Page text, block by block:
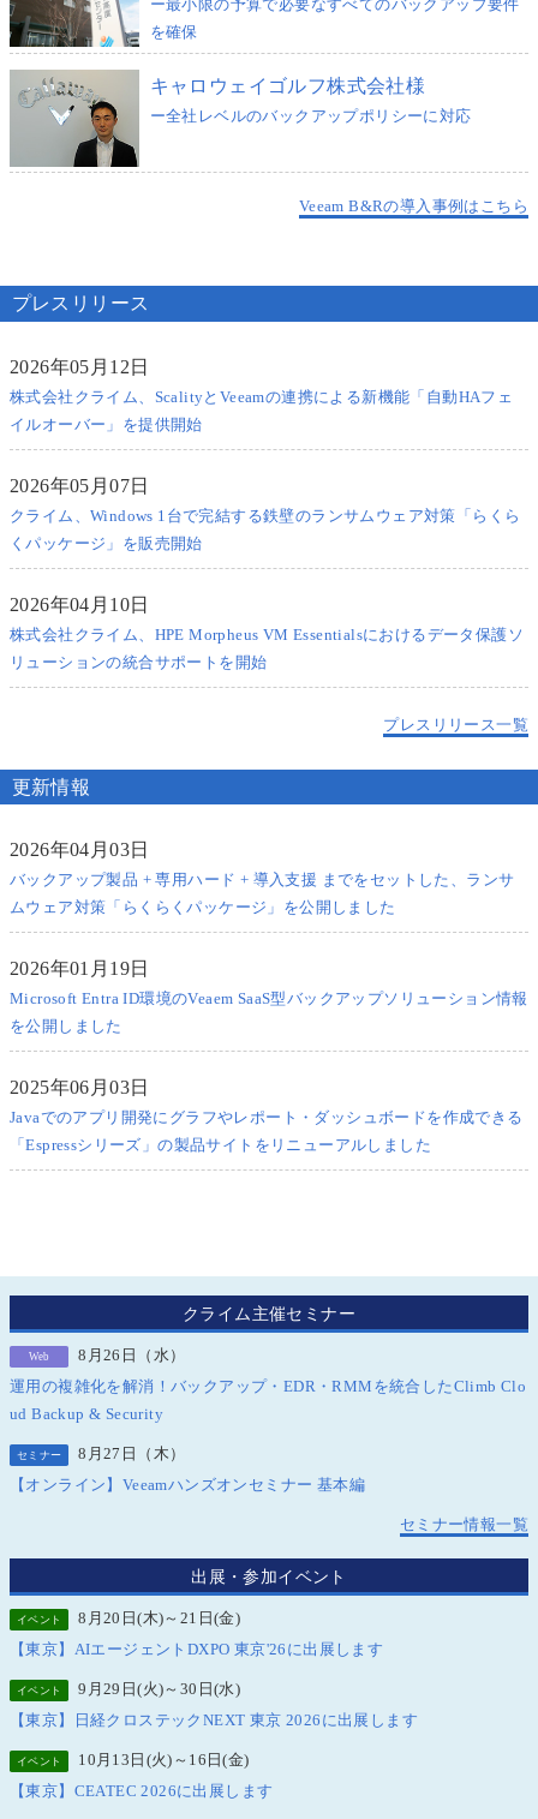
ー最小限の予算で必要なすべてのバックアップ要件
を確保
キャロウェイゴルフ株式会社様
ー全社レベルのバックアップポリシーに対応
Veeam B&Rの導入事例はこちら
プレスリリース
2026年05月12日
株式会社クライム、ScalityとVeeamの連携による新機能「自動HAフェ
イルオーバー」を提供開始
2026年05月07日
クライム、Windows 1台で完結する鉄壁のランサムウェア対策「らくら
くパッケージ」を販売開始
2026年04月10日
株式会社クライム、HPE Morpheus VM Essentialsにおけるデータ保護ソ
リューションの統合サポートを開始
プレスリリース一覧
更新情報
2026年04月03日
バックアップ製品 + 専用ハード + 導入支援 までをセットした、ランサ
ムウェア対策「らくらくパッケージ」を公開しました
2026年01月19日
Microsoft Entra ID環境のVeaem SaaS型バックアップソリューション情報
を公開しました
2025年06月03日
Javaでのアプリ開発にグラフやレポート・ダッシュボードを作成できる
「Espressシリーズ」の製品サイトをリニューアルしました
クライム主催セミナー
Web
8月26日（水）
運用の複雑化を解消！バックアップ・EDR・RMMを統合したClimb Clo
ud Backup & Security
セミナー
8月27日（木）
【オンライン】Veeamハンズオンセミナー 基本編
セミナー情報一覧
出展・参加イベント
イベント
8月20日(木)～21日(金)
【東京】AIエージェントDXPO 東京'26に出展します
イベント
9月29日(火)～30日(水)
【東京】日経クロステックNEXT 東京 2026に出展します
イベント
10月13日(火)～16日(金)
【東京】CEATEC 2026に出展します